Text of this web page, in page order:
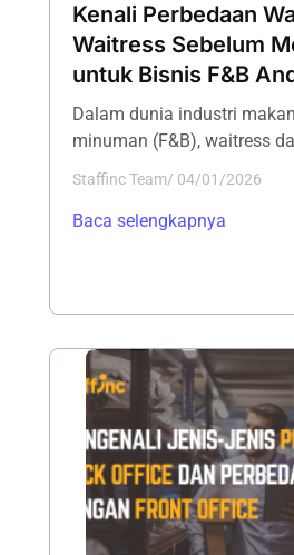
Kenali Perbedaan
Waitress Sebelum
untuk Bisnis F&B
Dalam dunia industri
minuman (F&B), waitress
Staffinc Team/ 04/01/2026
Baca selengkapnya